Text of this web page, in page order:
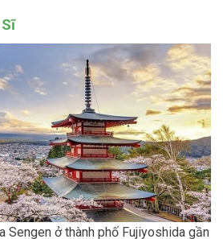
Sĩ
Sengen ở thành phố Fujiyoshida gần